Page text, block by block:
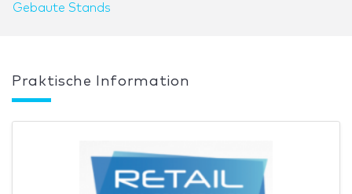
Gebaute Stands
Praktische Information